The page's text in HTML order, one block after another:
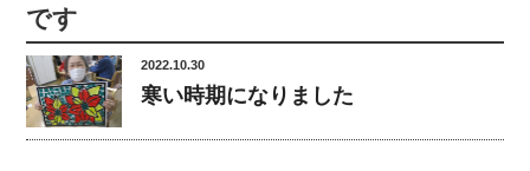
です
2022.10.30
寒い時期になりました